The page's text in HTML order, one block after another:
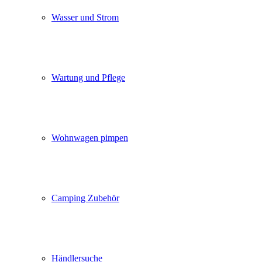
Wasser und Strom
Wartung und Pflege
Wohnwagen pimpen
Camping Zubehör
Händlersuche